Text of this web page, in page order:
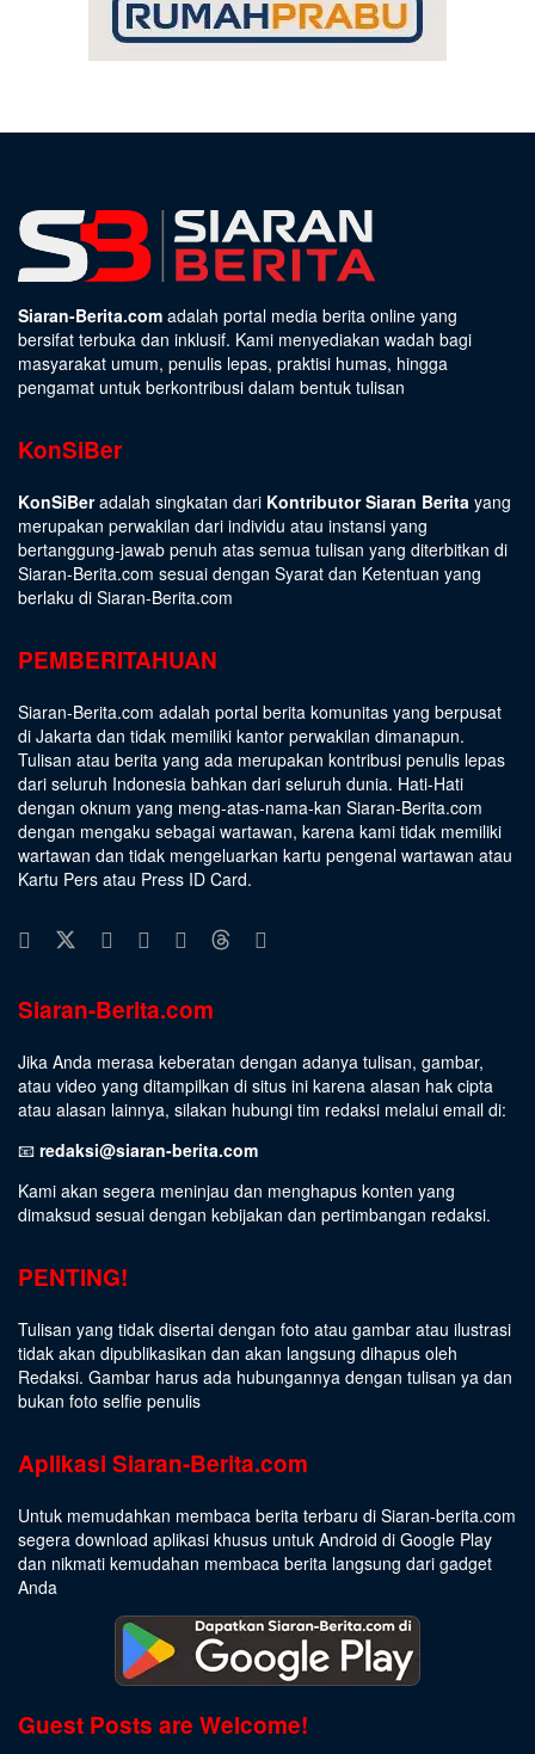
Siaran-Berita.com adalah portal media berita online yang
bersifat terbuka dan inklusif. Kami menyediakan wadah bagi
masyarakat umum, penulis lepas, praktisi humas, hingga
pengamat untuk berkontribusi dalam bentuk tulisan
KonSiBer
KonSiBeradalah singkatan dari Kontributor Siaran Berita yang
merupakan perwakilan dari individu atau instansi yang
bertanggung-jawab penuh atas semua tulisan yang diterbitkan di
Siaran-Berita.com sesuai dengan Syarat dan Ketentuan yang
berlaku di Siaran-Berita.com
PEMBERITAHUAN
Siaran-Berita.com adalah portal berita komunitas yang berpusat
di Jakarta dan tidak memiliki kantor perwakilan dimanapun.
Tulisan atau berita yang ada merupakan kontribusi penulis lepas
dari seluruh Indonesia bahkan dari seluruh dunia. Hati-Hati
dengan oknum yang meng-atas-nama-kan Siaran-Berita.com
dengan mengaku sebagai wartawan, karena kami tidak memiliki
wartawan dan tidak mengeluarkan kartu pengenal wartawan atau
Kartu Pers atau Press ID Card.
Siaran-Berita.com
Jika Anda merasa keberatan dengan adanya tulisan, gambar,
atau video yang ditampilkan di situs ini karena alasan hak cipta
atau alasan lainnya, silakan hubungi tim redaksi melalui email di:
📧 redaksi@siaran-berita.com
Kami akan segera meninjau dan menghapus konten yang
dimaksud sesuai dengan kebijakan dan pertimbangan redaksi.
PENTING!
Tulisan yang tidak disertai dengan foto atau gambar atau ilustrasi
tidak akan dipublikasikan dan akan langsung dihapus oleh
Redaksi. Gambar harus ada hubungannya dengan tulisan ya dan
bukan foto selfie penulis
Aplikasi Siaran-Berita.com
Untuk memudahkan membaca berita terbaru di Siaran-berita.com
segera download aplikasi khusus untuk Android di Google Play
dan nikmati kemudahan membaca berita langsung dari gadget
Anda
Guest Posts are Welcome!